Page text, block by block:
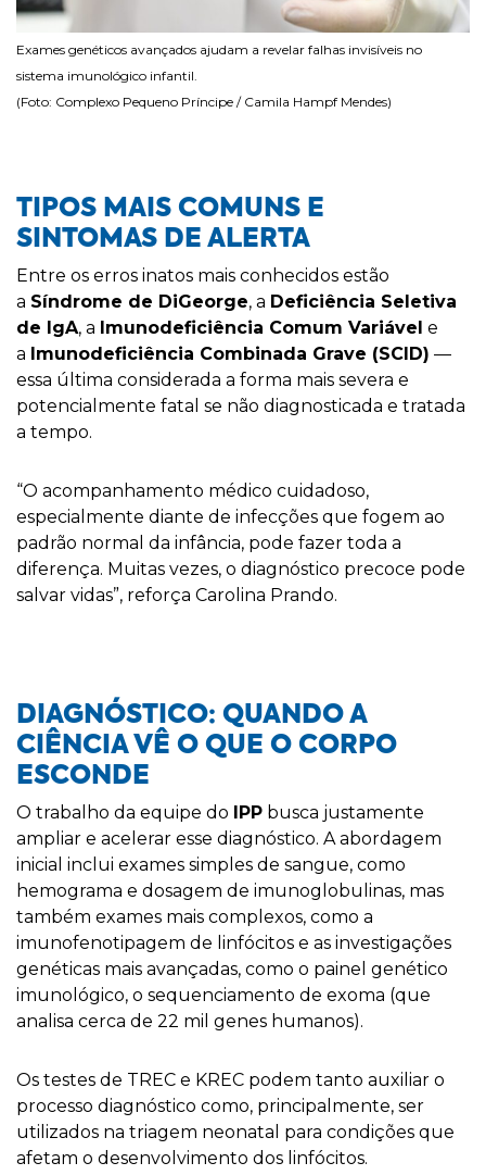
Exames genéticos avançados ajudam a revelar falhas invisíveis no
sistema imunológico infantil.
(Foto: Complexo Pequeno Príncipe / Camila Hampf Mendes)
TIPOS MAIS COMUNS E
SINTOMAS DE ALERTA
Entre os erros inatos mais conhecidos estão
a Síndrome de DiGeorge, a Deficiência Seletiva
de IgA, a Imunodeficiência Comum Variável e
a Imunodeficiência Combinada Grave (SCID) —
essa última considerada a forma mais severa e
potencialmente fatal se não diagnosticada e tratada
a tempo.
“O acompanhamento médico cuidadoso,
especialmente diante de infecções que fogem ao
padrão normal da infância, pode fazer toda a
diferença. Muitas vezes, o diagnóstico precoce pode
salvar vidas”, reforça Carolina Prando.
DIAGN ÓSTICO: QUANDO A
CI ÊNCIA VÊ O QUE O CORPO
ESCONDE
O trabalho da equipe do IPP busca justamente
ampliar e acelerar esse diagnóstico. A abordagem
inicial inclui exames simples de sangue, como
hemograma e dosagem de imunoglobulinas, mas
também exames mais complexos, como a
imunofenotipagem de linfócitos e as investigações
genéticas mais avançadas, como o painel genético
imunológico, o sequenciamento de exoma (que
analisa cerca de 22 mil genes humanos).
Os testes de TREC e KREC podem tanto auxiliar o
processo diagnóstico como, principalmente, ser
utilizados na triagem neonatal para condições que
afetam o desenvolvimento dos linfócitos.